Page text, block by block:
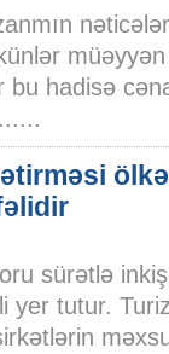
bu hadisə
ölkə
sürətlə
yer tutur.